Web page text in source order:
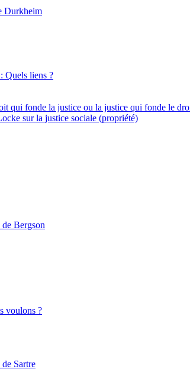
Durkheim
Quels liens ?
qui fonde la justice ou la justice qui fonde le
sur la justice sociale (propriété)
Bergson
voulons ?
Sartre